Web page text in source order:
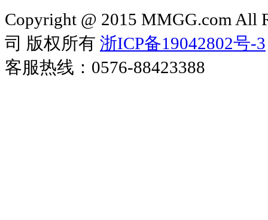
Copyright @ 2015 MMGG.com All
司 版权所有 浙ICP备19042802号-3
客服热线：0576-88423388